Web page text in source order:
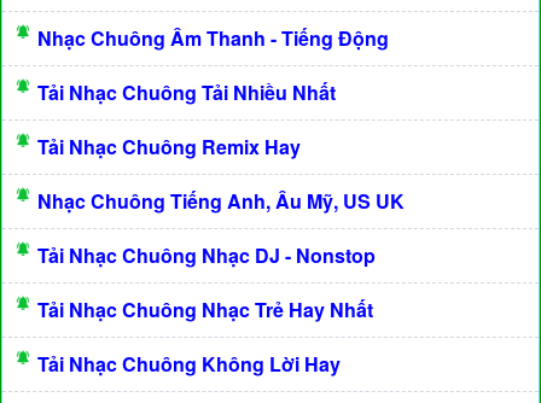
Nhạc Chuông Âm Thanh - Tiếng Động
Tải Nhạc Chuông Tải Nhiều Nhất
Tải Nhạc Chuông Remix Hay
Nhạc Chuông Tiếng Anh, Âu Mỹ, US UK
Tải Nhạc Chuông Nhạc DJ - Nonstop
Tải Nhạc Chuông Nhạc Trẻ Hay Nhất
Tải Nhạc Chuông Không Lời Hay